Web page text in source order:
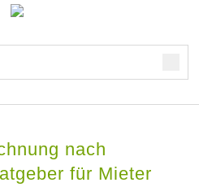
nach
für Mieter